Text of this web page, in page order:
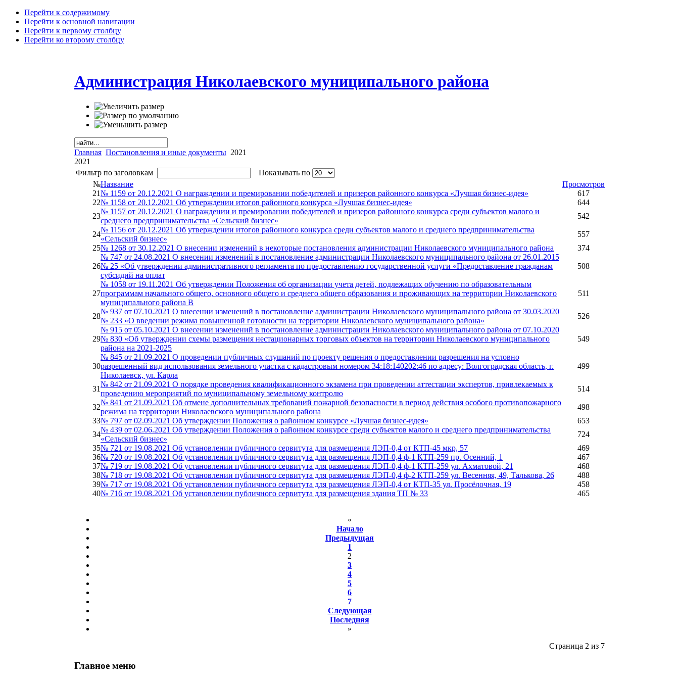
Перейти к содержимому
Перейти к основной навигации
Перейти к первому столбцу
Перейти ко второму столбцу
Администрация Николаевского муниципального района
Главная Постановления и иные документы 2021
2021
Фильтр по заголовкам
Показывать по
№Название
Просмотров
21№ 1159 от 20.12.2021 О награждении и премировании победителей и призеров районного конкурса «Лучшая бизнес-идея»
617
22№ 1158 от 20.12.2021 Об утверждении итогов районного конкурса «Лучшая бизнес-идея»
644
23
№ 1157 от 20.12.2021 О награждении и премировании победителей и призеров районного конкурса среди субъектов малого и
среднего предпринимательства «Сельский бизнес»
542
24
№ 1156 от 20.12.2021 Об утверждении итогов районного конкурса среди субъектов малого и среднего предпринимательства
«Сельский бизнес»
557
25№ 1268 от 30.12.2021 О внесении изменений в некоторые постановления администрации Николаевского муниципального района 374
26
№ 747 от 24.08.2021 О внесении изменений в постановление администрации Николаевского муниципального района от 26.01.2015
№ 25 «Об утверждении административного регламента по предоставлению государственной услуги «Предоставление гражданам
субсидий на оплат
508
27
№ 1058 от 19.11.2021 Об утверждении Положения об организации учета детей, подлежащих обучению по образовательным
программам начального общего, основного общего и среднего общего образования и проживающих на территории Николаевского
муниципального района В
511
28
№ 937 от 07.10.2021 О внесении изменений в постановление администрации Николаевского муниципального района от 30.03.2020
№ 233 «О введении режима повышенной готовности на территории Николаевского муниципального района»
526
29
№ 915 от 05.10.2021 О внесении изменений в постановление администрации Николаевского муниципального района от 07.10.2020
№ 830 «Об утверждении схемы размещения нестационарных торговых объектов на территории Николаевского муниципального
района на 2021-2025
549
30
№ 845 от 21.09.2021 О проведении публичных слушаний по проекту решения о предоставлении разрешения на условно
разрешенный вид использования земельного участка с кадастровым номером 34:18:140202:46 по адресу: Волгоградская область, г.
Николаевск, ул. Карла
499
31
№ 842 от 21.09.2021 О порядке проведения квалификационного экзамена при проведении аттестации экспертов, привлекаемых к
проведению мероприятий по муниципальному земельному контролю
514
32
№ 841 от 21.09.2021 Об отмене дополнительных требований пожарной безопасности в период действия особого противопожарного
режима на территории Николаевского муниципального района
498
33№ 797 от 02.09.2021 Об утверждении Положения о районном конкурсе «Лучшая бизнес-идея»
653
34
№ 439 от 02.06.2021 Об утверждении Положения о районном конкурсе среди субъектов малого и среднего предпринимательства
«Сельский бизнес»
724
35№ 721 от 19.08.2021 Об установлении публичного сервитута для размещения ЛЭП-0,4 от КТП-45 мкр, 57
469
36№ 720 от 19.08.2021 Об установлении публичного сервитута для размещения ЛЭП-0,4 ф-1 КТП-259 пр. Осенний, 1
467
37№ 719 от 19.08.2021 Об установлении публичного сервитута для размещения ЛЭП-0,4 ф-1 КТП-259 ул. Ахматовой, 21
468
38№ 718 от 19.08.2021 Об установлении публичного сервитута для размещения ЛЭП-0,4 ф-2 КТП-259 ул. Весенняя, 49, Талькова, 26
488
39№ 717 от 19.08.2021 Об установлении публичного сервитута для размещения ЛЭП-0,4 от КТП-35 ул. Просёлочная, 19
458
40№ 716 от 19.08.2021 Об установлении публичного сервитута для размещения здания ТП № 33 465
«
Начало
Предыдущая
1
2
3
4
5
6
7
Следующая
Последняя
»
Страница 2 из 7
Главное меню